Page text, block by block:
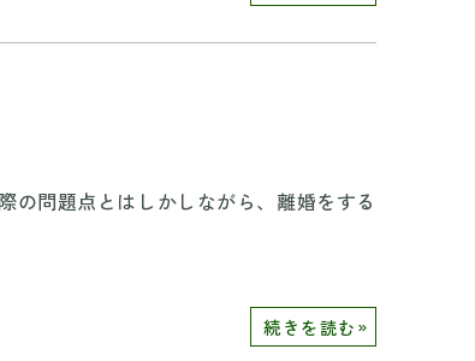
の問題点とはしかしながら、離婚をする
続きを読む»